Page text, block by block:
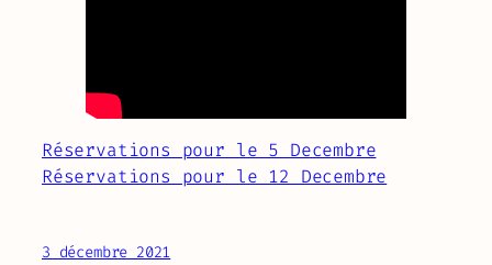
Réservations pour le 5 Decembre
Réservations pour le 12 Decembre
3 décembre 2021